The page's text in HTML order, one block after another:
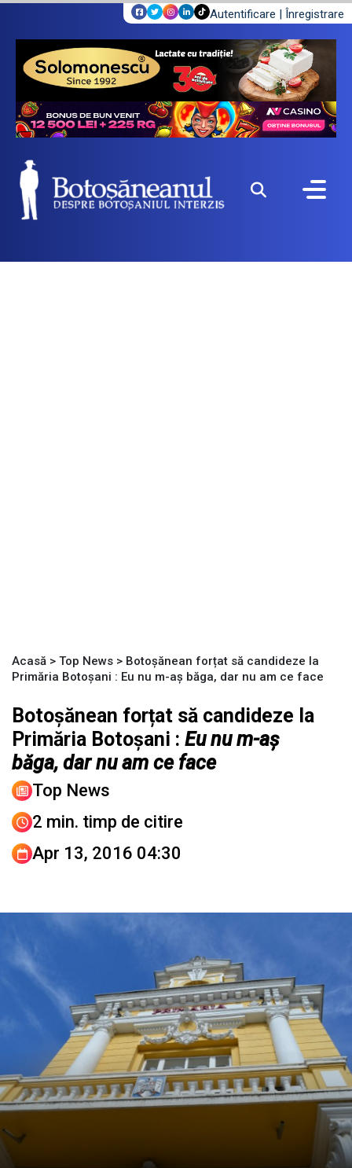
Autentificare | Înregistrare
Acasă > Top News > Botoșănean forțat să candideze la
Primăria Botoșani : Eu nu m-aș băga, dar nu am ce face
Botoșănean forțat să candideze la
Primăria Botoșani : Eu nu m-aș
băga, dar nu am ce face
Top News
2 min. timp de citire
Apr 13, 2016 04:30